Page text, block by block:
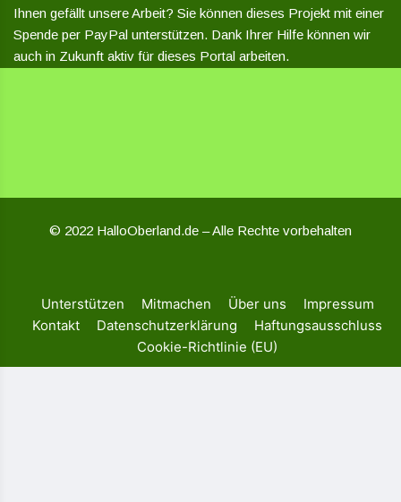
Ihnen gefällt unsere Arbeit? Sie können dieses Projekt mit einer
Spende per PayPal unterstützen. Dank Ihrer Hilfe können wir
auch in Zukunft aktiv für dieses Portal arbeiten.
© 2022 HalloOberland.de – Alle Rechte vorbehalten
Unterstützen Mitmachen Über uns
Impressum
Kontakt
Datenschutzerklärung
Haftungsausschluss
Cookie-Richtlinie (EU)